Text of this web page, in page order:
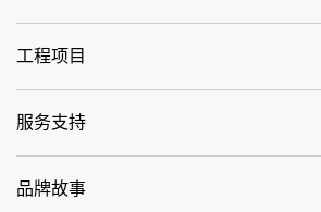
工程项目
服务支持
品牌故事